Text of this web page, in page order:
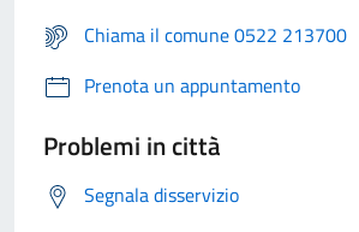
Chiama il comune 0522 213700
Prenota un appuntamento
Problemi in città
Segnala disservizio